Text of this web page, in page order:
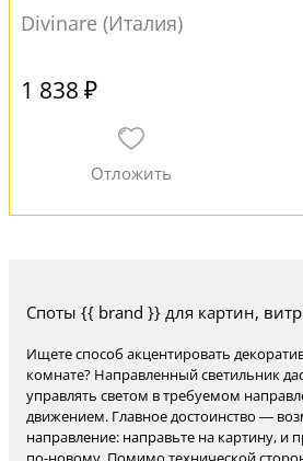
Divinare (Италия)
1 838 ₽
Споты {{ brand }} для картин,
Ищете способ акцентировать
комнате? Направленный светильник
управлять светом в требуемом
движением. Главное достоинство —
направление: направьте на картину, и